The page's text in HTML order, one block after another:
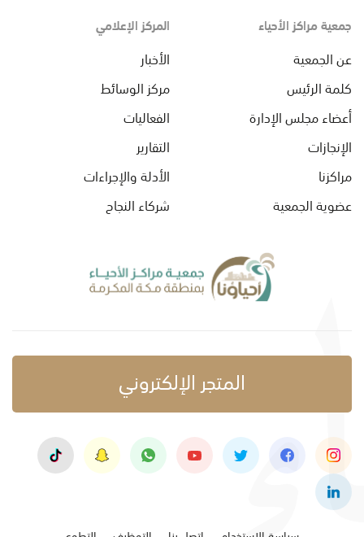
جمعية مراكز الأحياء
عن الجمعية
كلمة الرئيس
أعضاء مجلس الإدارة
الإنجازات
مراكزنا
عضوية الجمعية
المركز الإعلامي
الأخبار
مركز الوسائط
الفعاليات
التقارير
الأدلة والإجراءات
شركاء النجاح
المتجر الإلكتروني